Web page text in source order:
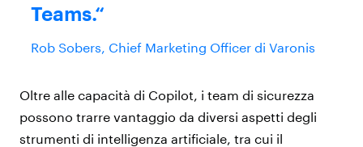
Teams.
Rob Sobers, Chief Marketing Officer di Varonis
Oltre alle capacità di Copilot, i team di sicurezza
possono trarre vantaggio da diversi aspetti degli
strumenti di intelligenza artificiale, tra cui il